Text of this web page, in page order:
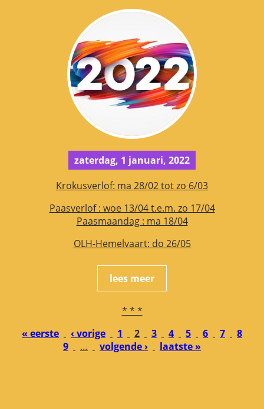
zaterdag, 1 januari, 2022
Krokusverlof: ma 28/02 tot zo 6/03
Paasverlof : woe 13/04 t.e.m. zo 17/04
Paasmaandag : ma 18/04
OLH-Hemelvaart: do 26/05
lees meer
* * *
PAGINA'S
« eerste ‹ vorige 1 2 3 4 5 6 7
8
9
… volgende › laatste »